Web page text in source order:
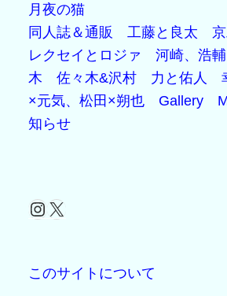
月夜の猫
同人誌＆通販
工藤と良太
レクセイとロジァ
河崎、浩
木
佐々木&沢村 力と佑人
×元気、松田×朔也
Gallery
知らせ
Instagram
X
このサイトについて